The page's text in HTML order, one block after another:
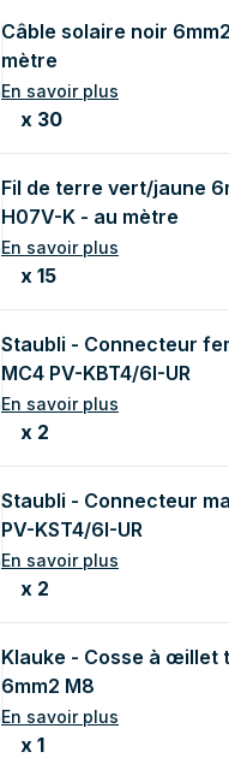
Câble solaire noir
mètre
En savoir plus
x 30
Fil de terre vert/jaune
H07V-K - au mètre
En savoir plus
x 15
Staubli - Connecteur
MC4 PV-KBT4/6I-UR
En savoir plus
x 2
Staubli - Connecteur
PV-KST4/6I-UR
En savoir plus
x 2
Klauke - Cosse à œillet
6mm2 M8
En savoir plus
x 1